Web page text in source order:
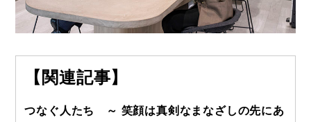
【関連記事】
つなぐ人たち ～ 笑顔は真剣なまなざしの先にあ